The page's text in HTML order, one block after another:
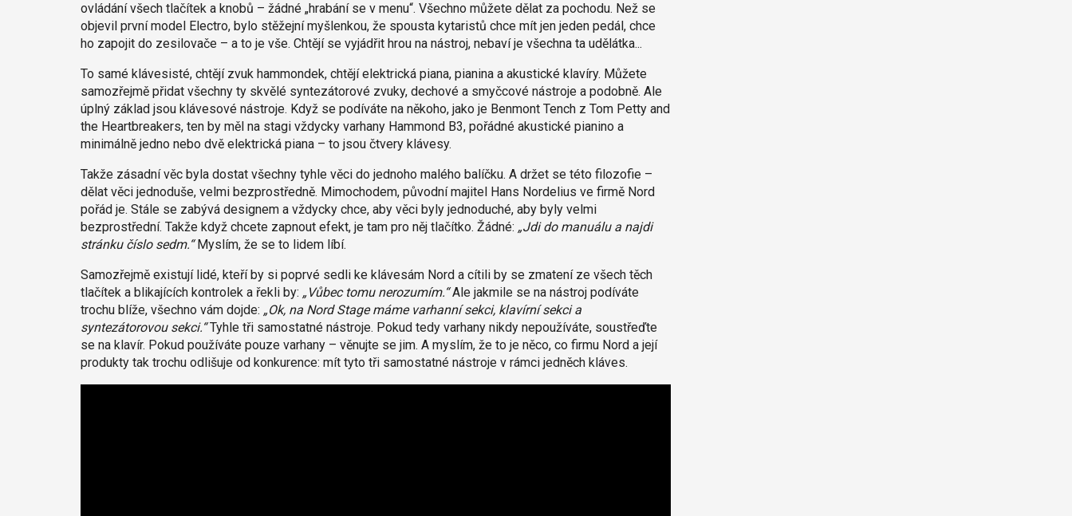
ovládání všech tlačítek a knobů – žádné „hrabání se v menu“. Všechno můžete dělat za pochodu. Než se
objevil první model Electro, bylo stěžejní myšlenkou, že spousta kytaristů chce mít jen jeden pedál, chce
ho zapojit do zesilovače – a to je vše. Chtějí se vyjádřit hrou na nástroj, nebaví je všechna ta udělátka...
To samé klávesisté, chtějí zvuk hammondek, chtějí elektrická piana, pianina a akustické klavíry. Můžete
samozřejmě přidat všechny ty skvělé syntezátorové zvuky, dechové a smyčcové nástroje a podobně. Ale
úplný základ jsou klávesové nástroje. Když se podíváte na někoho, jako je Benmont Tench z Tom Petty and
the Heartbreakers, ten by měl na stagi vždycky varhany Hammond B3, pořádné akustické pianino a
minimálně jedno nebo dvě elektrická piana – to jsou čtvery klávesy.
Takže zásadní věc byla dostat všechny tyhle věci do jednoho malého balíčku. A držet se této filozofie –
dělat věci jednoduše, velmi bezprostředně. Mimochodem, původní majitel Hans Nordelius ve firmě Nord
pořád je. Stále se zabývá designem a vždycky chce, aby věci byly jednoduché, aby byly velmi
bezprostřední. Takže když chcete zapnout efekt, je tam pro něj tlačítko. Žádné: „Jdi do manuálu a najdi
stránku číslo sedm.“Myslím, že se to lidem líbí.
Samozřejmě existují lidé, kteří by si poprvé sedli ke klávesám Nord a cítili by se zmatení ze všech těch
tlačítek a blikajících kontrolek a řekli by: „Vůbec tomu nerozumím.“Ale jakmile se na nástroj podíváte
trochu blíže, všechno vám dojde: „Ok, na Nord Stage máme varhanní sekci, klavírní sekci a
syntezátorovou sekci.“Tyhle tři samostatné nástroje. Pokud tedy varhany nikdy nepoužíváte, soustřeďte
se na klavír. Pokud používáte pouze varhany – věnujte se jim. A myslím, že to je něco, co firmu Nord a její
produkty tak trochu odlišuje od konkurence: mít tyto tři samostatné nástroje v rámci jedněch kláves.